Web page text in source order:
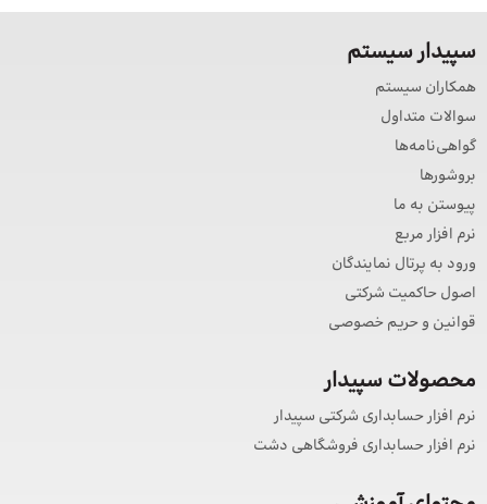
سپیدار سیستم
همکاران سیستم
سوالات متداول
گواهی‌نامه‌ها
بروشورها
پیوستن به ما
نرم افزار مربع
ورود به پرتال نمایندگان
اصول حاکمیت شرکتی
قوانین و حریم خصوصی
محصولات سپیدار
نرم افزار حسابداری شرکتی سپیدار
نرم افزار حسابداری فروشگاهی دشت